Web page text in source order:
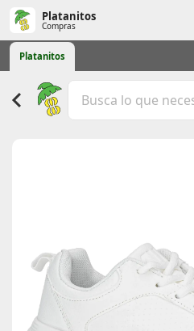
Platanitos
Compras
Platanitos